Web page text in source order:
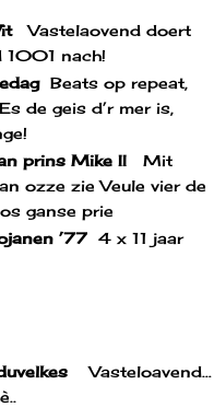
Vastelaovend doert
1001 nach!
Beats op repeat,
de geis d’r mer is,
prins Mike II Mit
ozze zie Veule vier de
ganse prie
’77 4 x 11 jaar
Vasteloavend…